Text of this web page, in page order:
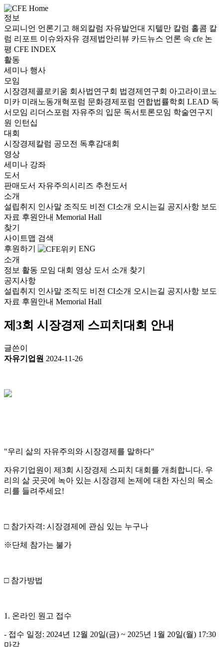
정보
오피니언 언론기고 해외칼럼 자유발언대 지텔만 칼럼 홀콤 칼
럼 리포트 이슈와자유 경제법안리뷰 카드뉴스 언론 속 cfe 논
평 CFE INDEX
활동
세미나 행사
모임
시장경제콜로키움 회사법연구회 법경제연구회 아고라이코노
미카 미래노동개혁포럼 문화경제포럼 연합법률학회 LEAD 독
서모임 리더스포럼 자유주의 입문 독서토론모임 학술연구지
원 인턴십
대회
시장경제칼럼 공모전 독후감대회
영상
세미나 강좌
도서
판매도서 자유주의시리즈 추천도서
소개
설립취지 인사말 조직도 비전 CI소개 오시는길 공지사항 보도
자료 후원안내 Memorial Hall
찾기
사이트맵 검색
후원하기
ENG
소개
정보 활동 모임 대회 영상 도서 소개 찾기
공지사항
설립취지
인사말 조직도 비전 CI소개 오시는길 공지사항 보도
자료 후원안내 Memorial Hall
제3회 시장경제 스피치대회 안내
글쓴이
자유기업원 2024-11-26
"우리 삶의 자유주의와 시장경제를 말하다"
자유기업원이 제3회 시장경제 스피치 대회를 개최합니다. 우
리의 삶 곳곳에 녹아 있는 시장경제 논제에 대한 자신의 목소
리를 들려주세요!
□ 참가자격: 시장경제에 관심 있는 누구나
※단체 참가는 불가
□ 참가방법
1. 온라인 원고 접수
- 접수 일정: 2024년 12월 20일(금) ~ 2025년 1월 20일(월) 17:30
마감